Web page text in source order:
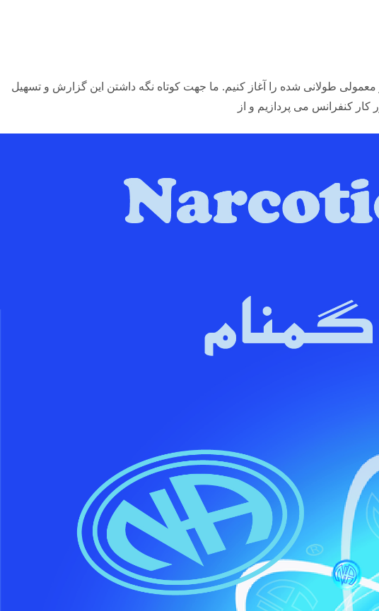
طولانی شده را آغاز کنیم. ما جهت کوتاه نگه داشتن این گزارش و تسهیل
کنفرانس می پردازیم و از